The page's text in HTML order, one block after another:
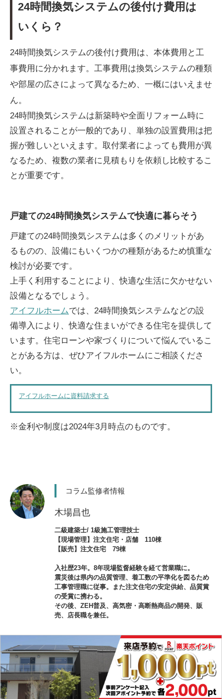
24時間換気システムの後付け費用は
いくら？
24時間換気システムの後付け費用は、本体費用と工
事費用に分かれます。工事費用は換気システムの種類
や部屋の広さによって異なるため、一概にはいえませ
ん。
24時間換気システムは新築時や全面リフォーム時に
設置されることが一般的であり、単独の設置費用は把
握が難しいといえます。取付業者によっても費用が異
なるため、複数の業者に見積もりを依頼し比較するこ
とが重要です。
戸建ての24時間換気システムで快適に暮らそう
戸建ての24時間換気システムは多くのメリットがあ
るものの、設備にもいくつかの種類があるため慎重な
検討が必要です。
上手く利用することにより、快適な生活に欠かせない
設備となるでしょう。
アイフルホームでは、24時間換気システムなどの設
備導入により、快適な住まいができる住宅を提供して
います。住宅ローンや家づくりについて悩んでいるこ
とがある方は、ぜひアイフルホームにご相談くださ
い。
アイフルホームに資料請求する
※金利や制度は2024年3月時点のものです。
コラム監修者情報
木場昌也
二級建築士/ 1級施工管理技士
【現場管理】注文住宅・店舗 110棟
【販売】注文住宅 79棟
入社歴23年。8年現場監督経験を経て営業職に。
震災後は県内の品質管理、着工数の平準化を図るため
工事管理職に従事。また注文住宅の安定供給、品質賞
の受賞に携わる。
その後、ZEH普及、高気密・高断熱商品の開発、販
売、店長職を兼任。